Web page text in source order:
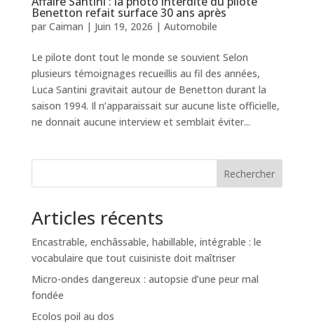
Benetton refait surface 30 ans après
par Caiman | Juin 19, 2026 | Automobile
Le pilote dont tout le monde se souvient Selon
plusieurs témoignages recueillis au fil des années,
Luca Santini gravitait autour de Benetton durant la
saison 1994. Il n’apparaissait sur aucune liste officielle,
ne donnait aucune interview et semblait éviter...
Rechercher
Articles récents
Encastrable, enchâssable, habillable, intégrable : le
vocabulaire que tout cuisiniste doit maîtriser
Micro-ondes dangereux : autopsie d’une peur mal
fondée
Ecolos poil au dos